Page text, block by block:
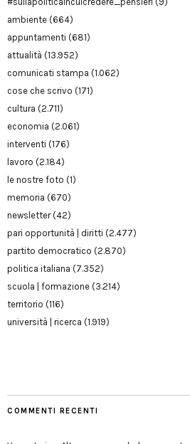
ambiente (664)
appuntamenti (681)
attualità (13.952)
comunicati stampa (1.062)
cose che scrivo (171)
cultura (2.711)
economia (2.061)
interventi (176)
lavoro (2.184)
le nostre foto (1)
memoria (670)
newsletter(42)
pari opportunità | diritti (2.477)
partito democratico (2.870)
politica italiana (7.352)
scuola | formazione (3.214)
territorio (116)
università | ricerca (1.919)
COMMENTI RECENTI